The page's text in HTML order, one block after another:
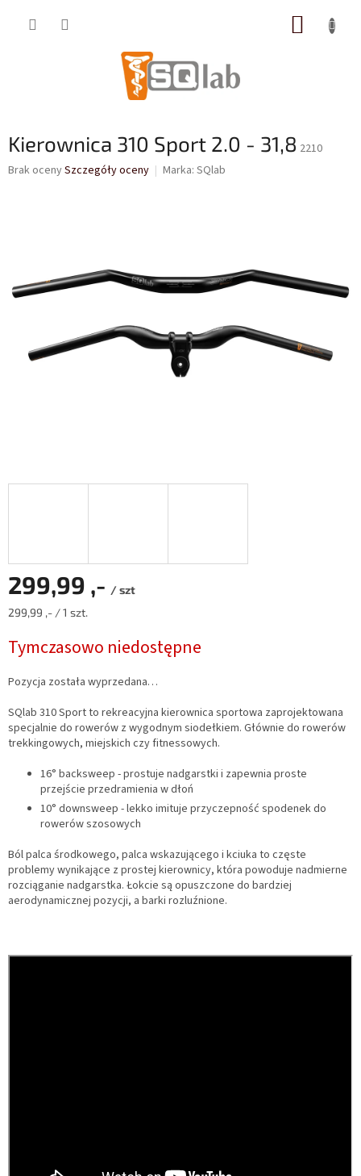
Kierownica 310 Sport 2.0 - 31,8 2210
Średnia
gwiazdek.
Brak ocenySzczegóły oceny Marka: SQlab
299,99 ,- / szt
Cena
299,99 ,- / 1 szt.
Tymczasowo niedostępne
Pozycja została wyprzedana…
SQlab 310 Sport to rekreacyjna kierownica sportowa zaprojektowana
specjalnie do rowerów z wygodnym siodełkiem. Głównie do rowerów
trekkingowych, miejskich czy fitnessowych.
16° backsweep - prostuje nadgarstki i zapewnia proste
przejście przedramienia w dłoń
10° downsweep - lekko imituje przyczepność spodenek do
rowerów szosowych
Ból palca środkowego, palca wskazującego i kciuka to częste
problemy wynikające z prostej kierownicy, która powoduje nadmierne
rozciąganie nadgarstka. Łokcie są opuszczone do bardziej
aerodynamicznej pozycji, a barki rozluźnione.